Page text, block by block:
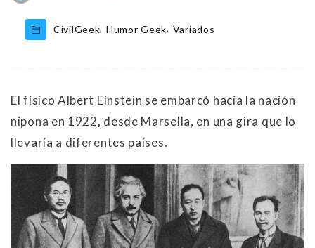
CivilGeek, Humor Geek, Variados
El físico Albert Einstein se embarcó hacia la nación
nipona en 1922, desde Marsella, en una gira que lo
llevaría a diferentes países.